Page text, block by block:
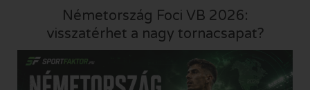
Németország Foci VB 2026:
visszatérhet a nagy tornacsapat?